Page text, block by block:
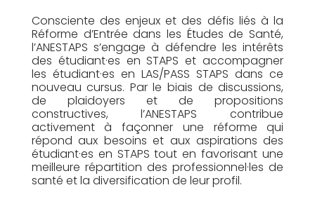
Consciente des enjeux et des défis liés à la
Réforme d’Entrée dans les Études de Santé,
l’ANESTAPS s’engage à défendre les intérêts
des étudiant·es en STAPS et accompagner
les étudiant·es en LAS/PASS STAPS dans ce
nouveau cursus. Par le biais de discussions,
de plaidoyers et de propositions
constructives, l’ANESTAPS contribue
activement à façonner une réforme qui
répond aux besoins et aux aspirations des
étudiant·es en STAPS tout en favorisant une
meilleure répartition des professionnel·les de
santé et la diversification de leur profil.